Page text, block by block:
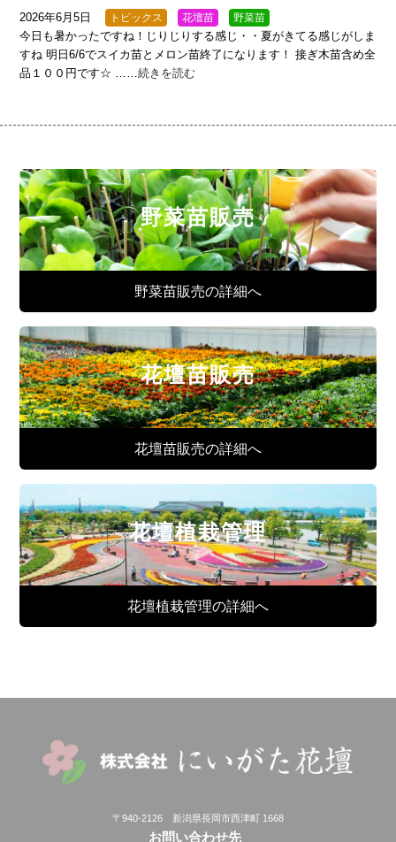
2026年6月5日 トピックス 花壇苗 野菜苗
今日も暑かったですね！じりじりする感じ・・夏がきてる感じがしま
すね 明日6/6でスイカ苗とメロン苗終了になります！ 接ぎ木苗含め全
品１００円です☆ ……続きを読む
野菜苗販売
野菜苗販売の詳細へ
花壇苗販売
花壇苗販売の詳細へ
花壇植栽管理
花壇植栽管理の詳細へ
〒940-2126 新潟県長岡市西津町 1668
お問い合わせ先